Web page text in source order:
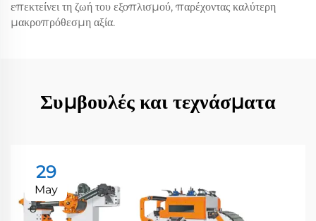
επεκτείνει τη ζωή του εξοπλισμού, παρέχοντας καλύτερη
μακροπρόθεσμη αξία.
Συμβουλές και τεχνάσματα
29
May